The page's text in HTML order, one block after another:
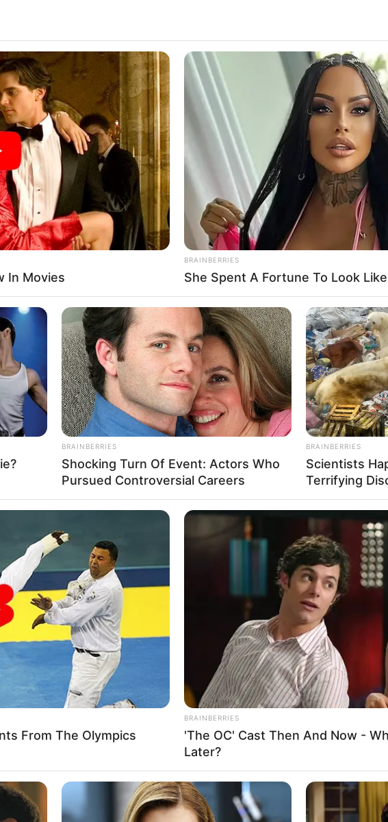
fait vaciller l’enquête
tout pour son idole –
(spoilers) du
2026
In Movies
BRAINBERRIES
She Spent A Fortune To Look
BRAINBERRIES
Shocking Turn Of Event: Actors Who
Pursued Controversial Careers
BRAINBERRIES
Scientists
Terrifying
From The Olympics
BRAINBERRIES
'The OC' Cast Then And Now -
Later?